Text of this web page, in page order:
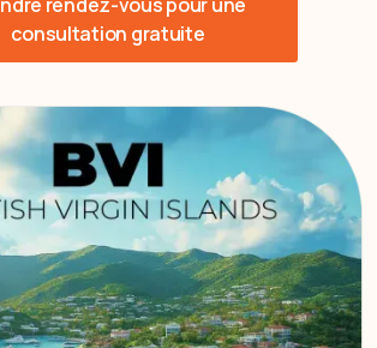
consultation gratuite